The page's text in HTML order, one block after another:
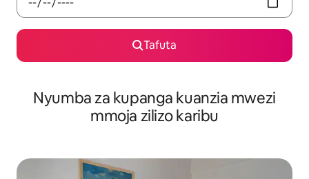
Tafuta
Nyumba za kupanga kuanzia mwezi
mmoja zilizo karibu